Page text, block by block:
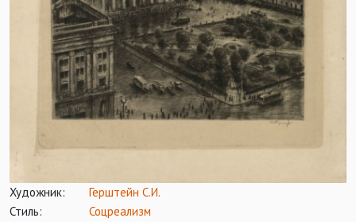
Художник:
Герштейн С.И.
Стиль:
Соцреализм